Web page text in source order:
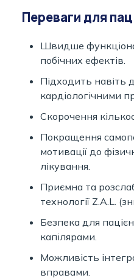
Переваги для
Швидше
побічних ефектів.
Підходить навіть
кардіологічними
Скорочення
Покращення
мотивації до
лікування.
Приємна та
технології Z.A.L.
Безпека для
капілярами.
Можливість
вправами.